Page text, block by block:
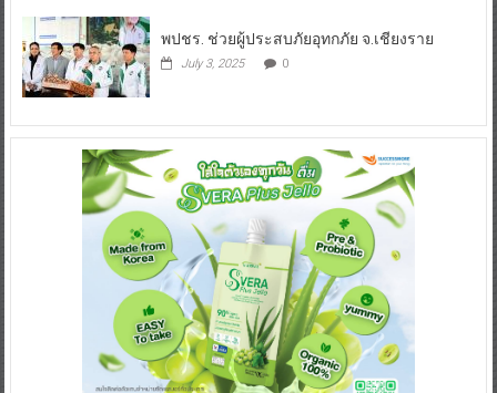
พปชร. ช่วยผู้ประสบภัยอุทกภัย จ.เชียงราย
July 3, 2025 0